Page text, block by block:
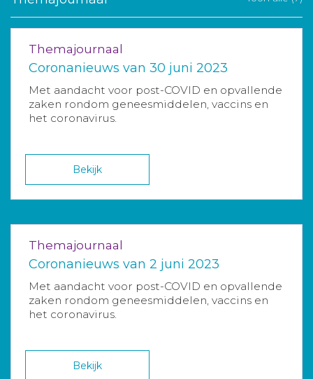
Themajournaal
Coronanieuws van 30 juni 2023
Met aandacht voor post-COVID en opvallende
zaken rondom geneesmiddelen, vaccins en
het coronavirus.
Bekijk
Themajournaal
Coronanieuws van 2 juni 2023
Met aandacht voor post-COVID en opvallende
zaken rondom geneesmiddelen, vaccins en
het coronavirus.
Bekijk